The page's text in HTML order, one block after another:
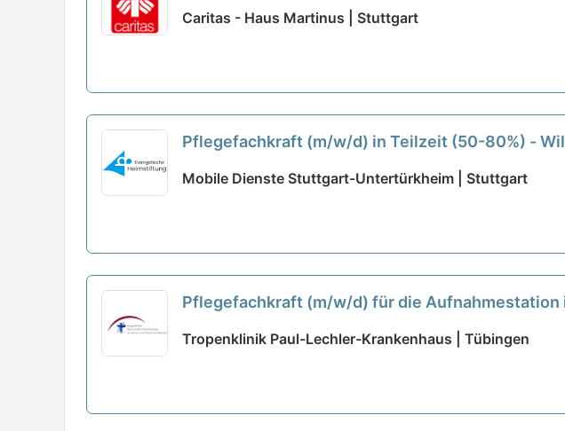
Caritas - Haus Martinus | Stuttgart
Pflegefachkraft (m/w/d) in Teilzeit (50-80%) -
Mobile Dienste Stuttgart-Untertürkheim | Stuttgart
Pflegefachkraft (m/w/d) für die
Tropenklinik Paul-Lechler-Krankenhaus | Tübingen